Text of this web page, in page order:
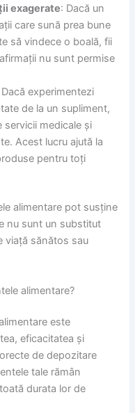
exagerate: Dacă un
care sună prea bune
să vindece o boală, fii
nu sunt permise
Dacă experimentezi
de la un supliment,
servicii medicale și
Acest lucru ajută la
pentru toți
alimentare pot susține
nu sunt un substitut
viață sănătos sau
alimentare?
este
eficacitatea și
de depozitare
tale rămân
durata lor de